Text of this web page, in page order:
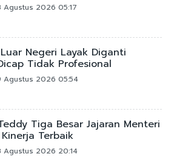
Agustus 2026 05:17
Negeri Layak Diganti
Tidak Profesional
Agustus 2026 05:54
Tiga Besar Jajaran Menteri
Terbaik
Agustus 2026 20:14